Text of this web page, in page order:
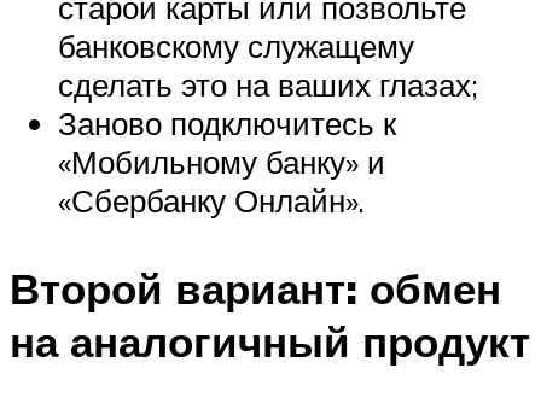
банковскому служащему
сделать это на ваших глазах;
Заново подключитесь к
«Мобильному банку» и
«Сбербанку Онлайн».
Второй вариант: обмен
на аналогичный продукт